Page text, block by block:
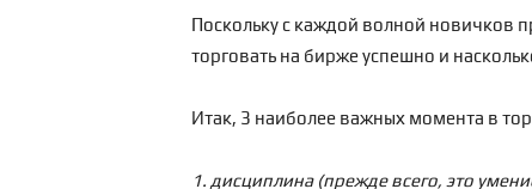
Поскольку с каждой волной новичков
торговать на бирже успешно и
Итак, 3 наиболее важных момента в
1. дисциплина (прежде всего, это